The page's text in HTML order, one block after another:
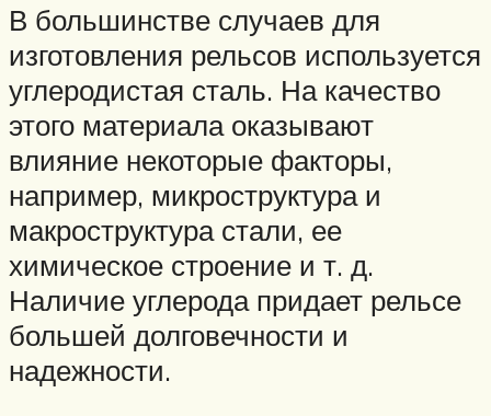
В большинстве случаев для
изготовления рельсов используется
углеродистая сталь. На качество
этого материала оказывают
влияние некоторые факторы,
например, микроструктура и
макроструктура стали, ее
химическое строение и т. д.
Наличие углерода придает рельсе
большей долговечности и
надежности.